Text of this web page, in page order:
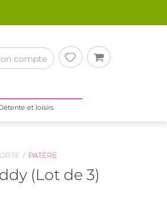
compte
et loisirs
PATÈRE
(Lot de 3)